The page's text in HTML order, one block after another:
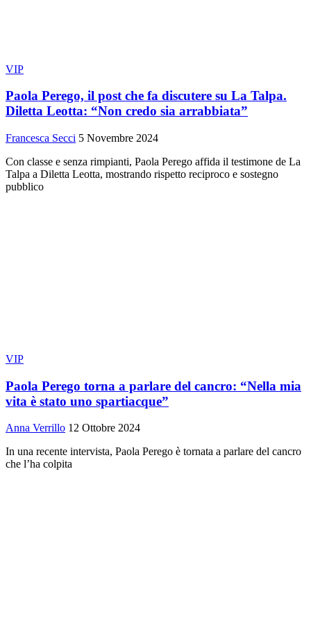
VIP
Paola Perego, il post che fa discutere su La Talpa.
Diletta Leotta: “Non credo sia arrabbiata”
Francesca Secci 5 Novembre 2024
Con classe e senza rimpianti, Paola Perego affida il testimone de La
Talpa a Diletta Leotta, mostrando rispetto reciproco e sostegno
pubblico
VIP
Paola Perego torna a parlare del cancro: “Nella mia
vita è stato uno spartiacque”
Anna Verrillo 12 Ottobre 2024
In una recente intervista, Paola Perego è tornata a parlare del cancro
che l’ha colpita